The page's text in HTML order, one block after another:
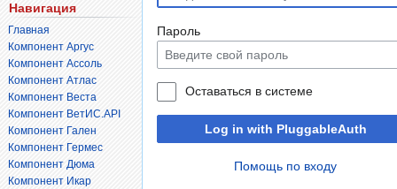
Пароль
Оставаться в системе
Log in with PluggableAuth
Помощь по входу
Навигация
Главная
Компонент Аргус
Компонент Ассоль
Компонент Атлас
Компонент Веста
Компонент ВетИС.API
Компонент Гален
Компонент Гермес
Компонент Дюма
Компонент Икар